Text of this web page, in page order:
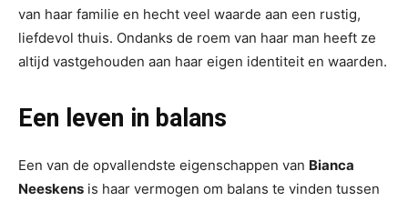
van haar familie en hecht veel waarde aan een rustig,
liefdevol thuis. Ondanks de roem van haar man heeft ze
altijd vastgehouden aan haar eigen identiteit en waarden.
Een leven in balans
Een van de opvallendste eigenschappen van Bianca
Neeskens is haar vermogen om balans te vinden tussen